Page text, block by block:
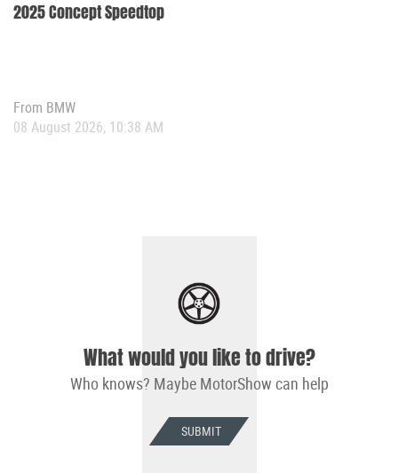
2025 Concept Speedtop
From BMW
08 August 2026, 10:38 AM
What would you like to drive?
Who knows? Maybe MotorShow can help
SUBMIT